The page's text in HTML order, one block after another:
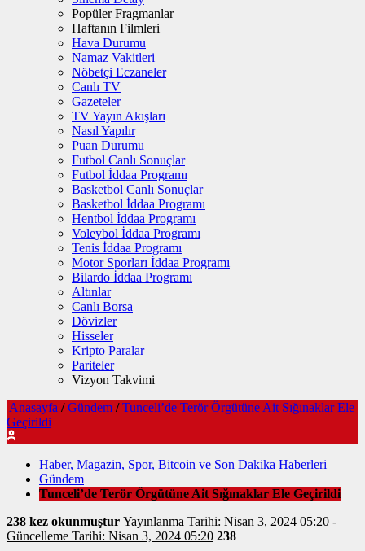
Popüler Fragmanlar
Haftanın Filmleri
Hava Durumu
Namaz Vakitleri
Nöbetçi Eczaneler
Canlı TV
Gazeteler
TV Yayın Akışları
Nasıl Yapılır
Puan Durumu
Futbol Canlı Sonuçlar
Futbol İddaa Programı
Basketbol Canlı Sonuçlar
Basketbol İddaa Programı
Hentbol İddaa Programı
Voleybol İddaa Programı
Tenis İddaa Programı
Motor Sporları İddaa Programı
Bilardo İddaa Programı
Altınlar
Canlı Borsa
Dövizler
Hisseler
Kripto Paralar
Pariteler
Vizyon Takvimi
Anasayfa / Gündem / Tunceli’de Terör Örgütüne Ait Sığınaklar Ele
Geçirildi
Haber, Magazin, Spor, Bitcoin ve Son Dakika Haberleri
Gündem
Tunceli’de Terör Örgütüne Ait Sığınaklar Ele Geçirildi
238 kez okunmuştur Yayınlanma Tarihi: Nisan 3, 2024 05:20 -
Güncelleme Tarihi: Nisan 3, 2024 05:20 238